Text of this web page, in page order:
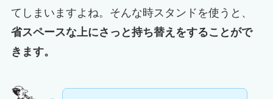
てしまいますよね。そんな時スタンドを使うと、
省スペースな上にさっと持ち替えをすることがで
きます。